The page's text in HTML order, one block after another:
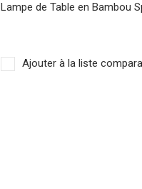
Lampe de Table en Bambou
Ajouter à la liste